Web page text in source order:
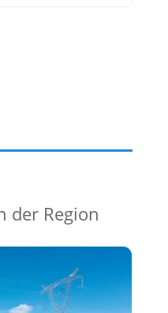
der Region